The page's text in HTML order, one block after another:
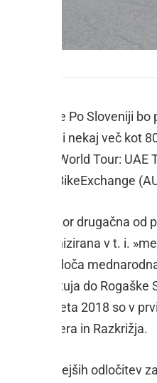
dirke Po Sloveniji
trasi, dolgi nekaj več kot
UCI World Tour:
ter Team BikeExchange
bo vsekakor drugačna
bo organizirana v t. i.
ranga določa
od Ptuja do
koncih, leta 2018 so v
do Ljutomera in Razkrižja.
pomembnejših odločitev